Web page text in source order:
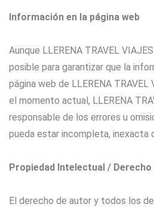
Información en la página web
Aunque LLERENA TRAVEL
posible para garantizar que la
página web de LLERENA
el momento actual, LLERENA
responsable de los errores u
pueda estar incompleta, inexacta
Propiedad Intelectual /
El derecho de autor y todos los